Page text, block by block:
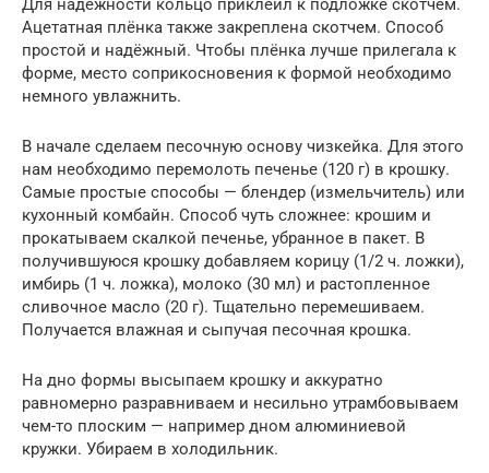
Для надёжности кольцо приклеил к подложке скотчем.
Ацетатная плёнка также закреплена скотчем. Способ
простой и надёжный. Чтобы плёнка лучше прилегала к
форме, место соприкосновения к формой необходимо
немного увлажнить.
В начале сделаем песочную основу чизкейка. Для этого
нам необходимо перемолоть печенье (120 г) в крошку.
Самые простые способы — блендер (измельчитель) или
кухонный комбайн. Способ чуть сложнее: крошим и
прокатываем скалкой печенье, убранное в пакет. В
получившуюся крошку добавляем корицу (1/2 ч. ложки),
имбирь (1 ч. ложка), молоко (30 мл) и растопленное
сливочное масло (20 г). Тщательно перемешиваем.
Получается влажная и сыпучая песочная крошка.
На дно формы высыпаем крошку и аккуратно
равномерно разравниваем и несильно утрамбовываем
чем-то плоским — например дном алюминиевой
кружки. Убираем в холодильник.